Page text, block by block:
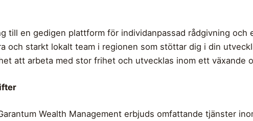
till en gedigen plattform för individanpassad rådgivning
och starkt lokalt team i regionen som stöttar dig i din
att arbeta med stor frihet och utvecklas inom ett växande
Wealth Management erbjuds omfattande tjänster